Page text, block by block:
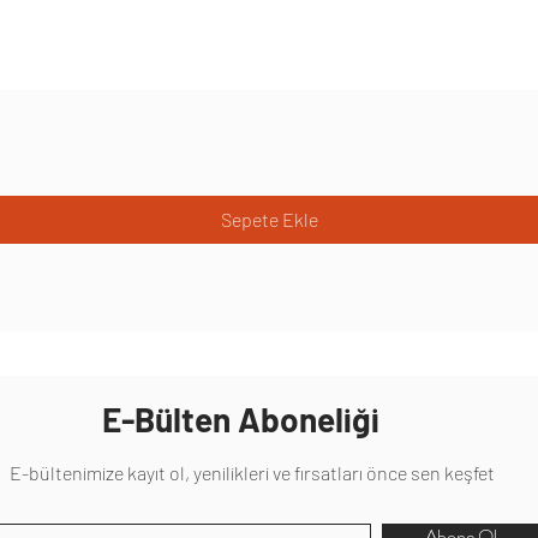
Sepete Ekle
E-Bülten Aboneliği
E-bültenimize kayıt ol, yenilikleri ve fırsatları önce sen keşfet